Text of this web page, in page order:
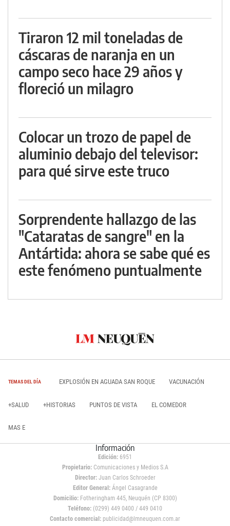
Tiraron 12 mil toneladas de
cáscaras de naranja en un
campo seco hace 29 años y
floreció un milagro
Colocar un trozo de papel de
aluminio debajo del televisor:
para qué sirve este truco
Sorprendente hallazgo de las
"Cataratas de sangre" en la
Antártida: ahora se sabe qué es
este fenómeno puntualmente
TEMAS DEL DÍA EXPLOSIÓN EN AGUADA SAN ROQUE VACUNACIÓN
+SALUD +HISTORIAS PUNTOS DE VISTA EL COMEDOR
MAS E
Información
Edición: 6951
Propietario:Comunicaciones y Medios S.A
Director: Juan Carlos Schroeder
Editor General:Ángel Casagrande
Domicilio:Fotheringham 445, Neuquén (CP 8300)
Teléfono: (0299) 449 0400 / 449 0410
Contacto comercial: publicidad@lmneuquen.com.ar